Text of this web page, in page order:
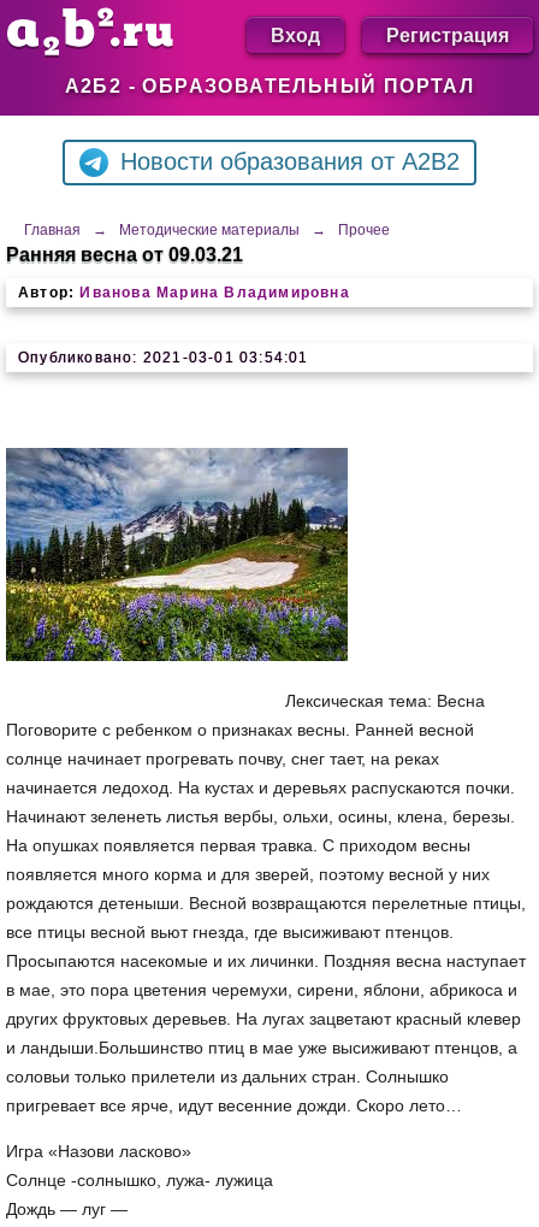
А2Б2 - ОБРАЗОВАТЕЛЬНЫЙ ПОРТАЛ
Вход Регистрация
Новости образования от A2B2
Главная → Методические материалы → Прочее
Ранняя весна от 09.03.21
Автор: Иванова Марина Владимировна
Опубликовано: 2021-03-01 03:54:01
Лексическая тема: Весна
Поговорите с ребенком о признаках весны. Ранней весной
солнце начинает прогревать почву, снег тает, на реках
начинается ледоход. На кустах и деревьях распускаются почки.
Начинают зеленеть листья вербы, ольхи, осины, клена, березы.
На опушках появляется первая травка. С приходом весны
появляется много корма и для зверей, поэтому весной у них
рождаются детеныши. Весной возвращаются перелетные птицы,
все птицы весной вьют гнезда, где высиживают птенцов.
Просыпаются насекомые и их личинки. Поздняя весна наступает
в мае, это пора цветения черемухи, сирени, яблони, абрикоса и
других фруктовых деревьев. На лугах зацветают красный клевер
и ландыши.Большинство птиц в мае уже высиживают птенцов, а
соловьи только прилетели из дальних стран. Солнышко
пригревает все ярче, идут весенние дожди. Скоро лето…
Игра «Назови ласково»
Солнце -солнышко, лужа- лужица
Дождь — луг —